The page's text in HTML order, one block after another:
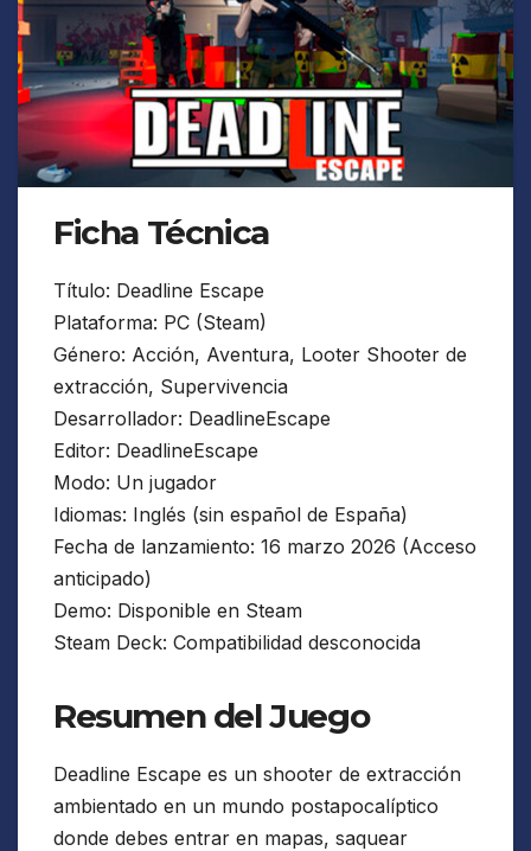
Ficha Técnica
Título: Deadline Escape
Plataforma: PC (Steam)
Género: Acción, Aventura, Looter Shooter de
extracción, Supervivencia
Desarrollador: DeadlineEscape
Editor: DeadlineEscape
Modo: Un jugador
Idiomas: Inglés (sin español de España)
Fecha de lanzamiento: 16 marzo 2026 (Acceso
anticipado)
Demo: Disponible en Steam
Steam Deck: Compatibilidad desconocida
Resumen del Juego
Deadline Escape es un shooter de extracción
ambientado en un mundo postapocalíptico
donde debes entrar en mapas, saquear